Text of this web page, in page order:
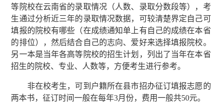
等院校在云南省的录取情况（人数、录取分数段等），考
生通过分析近三年的录取情况数据，可较清楚界定自己可
填报的院校有哪些（在成绩通知单上有自己的成绩在本省
的排位），然后结合自己的志向、爱好来选择填报院校。
另一本是当年各高等院校的招生计划，列出了当年在本省
招生的院校、专业、人数等，方便考生进行参考。
非在校考生，可到户籍所在县市招办征订填报志愿的
两本书，征订时间一般在每年3月份，费用一般共50元。